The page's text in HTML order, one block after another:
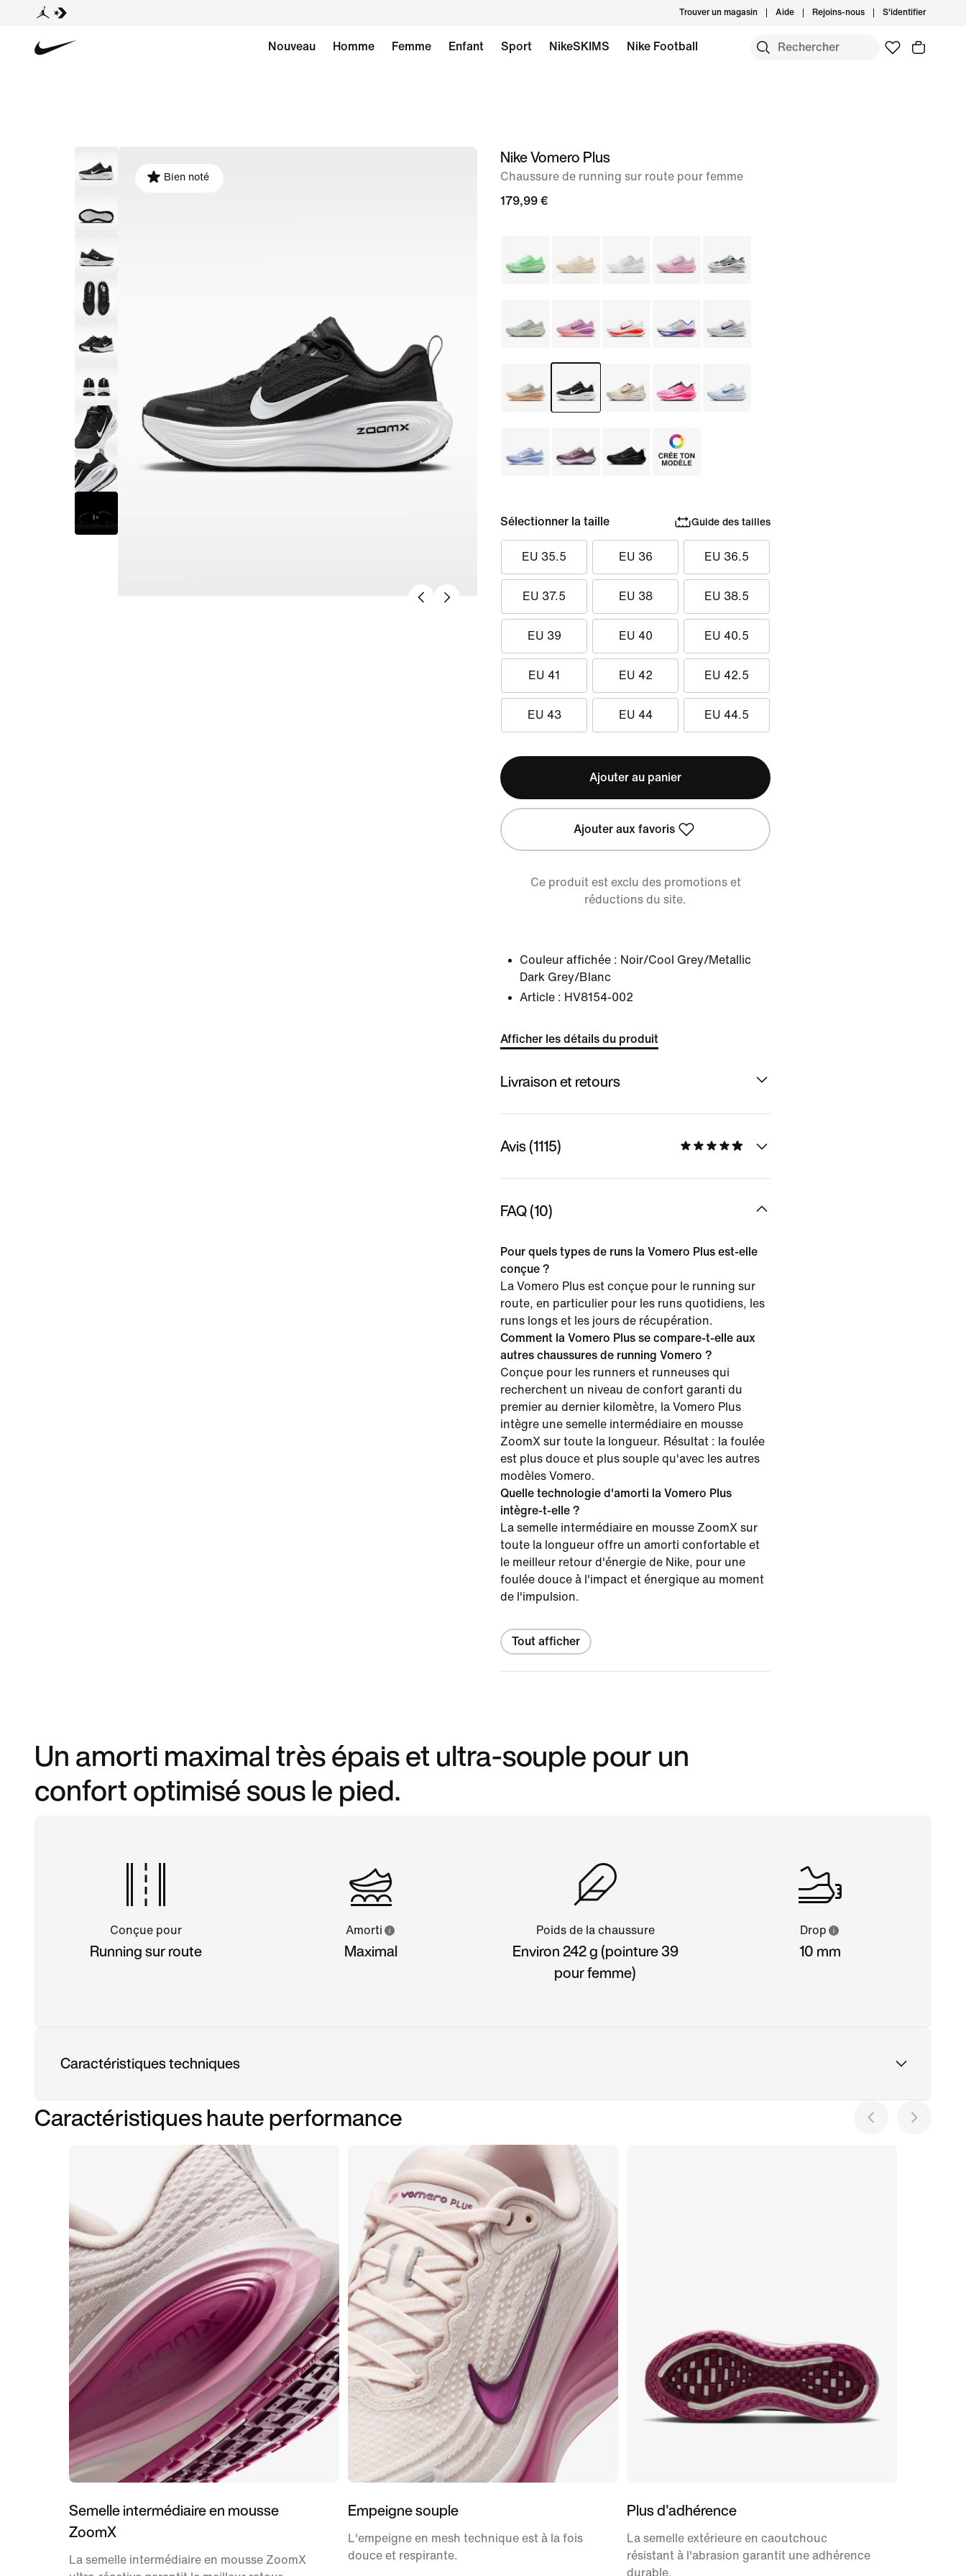
Trouver un magasin Aide Rejoins-nous S'identifier
Nouveau Homme Femme Enfant Sport NikeSKIMS Nike Football
image 1
Bien noté
Nike Vomero Plus
Chaussure de running sur route pour femme
179,99 €
Sélectionner la taille Guide des tailles
EU 35.5 EU 36 EU 36.5
EU 37.5 EU 38 EU 38.5
EU 39 EU 40 EU 40.5
EU 41 EU 42 EU 42.5
EU 43 EU 44 EU 44.5
Ajouter au panier
Ajouter aux favoris
Ce produit est exclu des promotions et
réductions du site.
Couleur affichée : Noir/Cool Grey/Metallic
Dark Grey/Blanc
Article : HV8154-002
Afficher les détails du produit
Livraison et retours
Avis (1115)
FAQ (10)
Pour quels types de runs la Vomero Plus est-elle
conçue ?
La Vomero Plus est conçue pour le running sur
route, en particulier pour les runs quotidiens, les
runs longs et les jours de récupération.
Comment la Vomero Plus se compare-t-elle aux
autres chaussures de running Vomero ?
Conçue pour les runners et runneuses qui
recherchent un niveau de confort garanti du
premier au dernier kilomètre, la Vomero Plus
intègre une semelle intermédiaire en mousse
ZoomX sur toute la longueur. Résultat : la foulée
est plus douce et plus souple qu'avec les autres
modèles Vomero.
Quelle technologie d'amorti la Vomero Plus
intègre-t-elle ?
La semelle intermédiaire en mousse ZoomX sur
toute la longueur offre un amorti confortable et
le meilleur retour d'énergie de Nike, pour une
foulée douce à l'impact et énergique au moment
de l'impulsion.
Tout afficher
Un amorti maximal très épais et ultra-souple pour un
confort optimisé sous le pied.
Conçue pour
Running sur route
Amorti
Maximal
Poids de la chaussure
Environ 242 g (pointure 39
pour femme)
Drop
10 mm
Caractéristiques techniques
Caractéristiques haute performance
Semelle intermédiaire en mousse
ZoomX
La semelle intermédiaire en mousse ZoomX
Empeigne souple
L'empeigne en mesh technique est à la fois
douce et respirante.
Plus d'adhérence
La semelle extérieure en caoutchouc
résistant à l'abrasion garantit une adhérence
durable.